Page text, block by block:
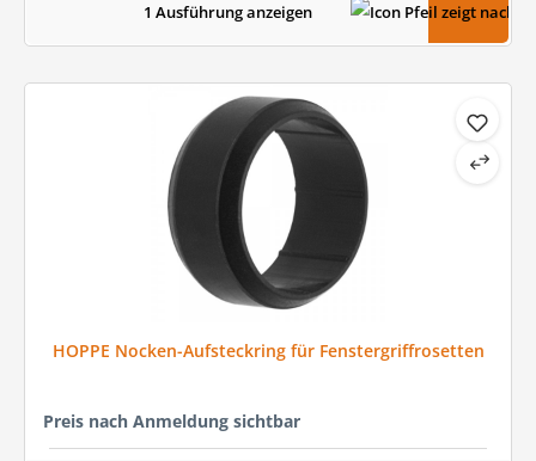
1 Ausführung anzeigen
HOPPE Nocken-Aufsteckring für Fenstergriffrosetten
Preis nach Anmeldung sichtbar